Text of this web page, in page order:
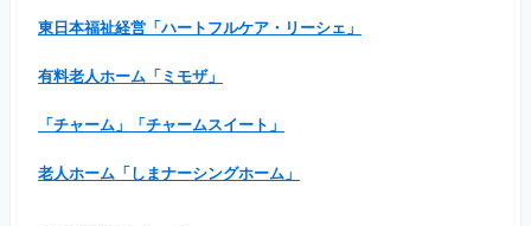
東日本福祉経営「ハートフルケア・リーシェ」
有料老人ホーム「ミモザ」
「チャーム」「チャームスイート」
老人ホーム「しまナーシングホーム」